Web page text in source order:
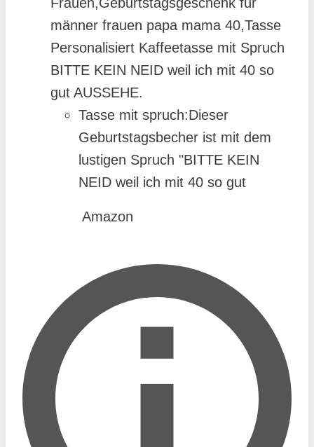
männer frauen papa mama 40,Tasse
Personalisiert Kaffeetasse mit Spruch
BITTE KEIN NEID weil ich mit 40 so
gut AUSSEHE.
Tasse mit spruch:Dieser
Geburtstagsbecher ist mit dem
lustigen Spruch "BITTE KEIN
NEID weil ich mit 40 so gut
Geburtstagsgeschenk und
Erinnerungsstück für Mütter
,papa, Freunde,freund,Kollegen
und Schwestern.
Hochwertige Keramiktasse:
Amazon